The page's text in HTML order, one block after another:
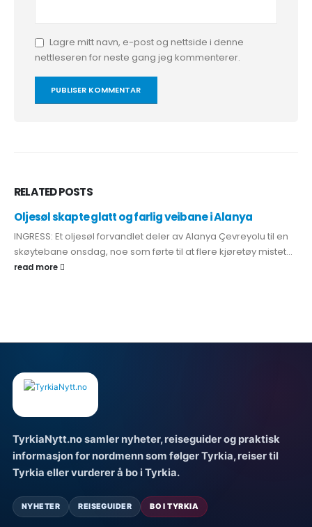
Lagre mitt navn, e-post og nettside i denne
nettleseren for neste gang jeg kommenterer.
RELATEDPOSTS
Oljesøl skapte glatt og farlig veibane i Alanya
INGRESS: Et oljesøl forvandlet deler av Alanya Çevreyolu til en
skøytebane onsdag, noe som førte til at flere kjøretøy mistet...
read more
TyrkiaNytt.no samler nyheter, reiseguider og praktisk
informasjon for nordmenn som følger Tyrkia, reiser til
Tyrkia eller vurderer å bo i Tyrkia.
NYHETER REISEGUIDER BO I TYRKIA